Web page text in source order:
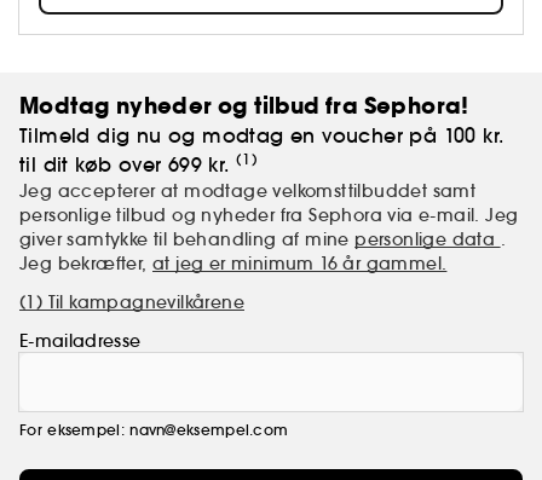
Modtag nyheder og tilbud fra Sephora!
Tilmeld dig nu og modtag en voucher på 100 kr.
til dit køb over 699 kr. (1)
Jeg accepterer at modtage velkomsttilbuddet samt
personlige tilbud og nyheder fra Sephora via e-mail. Jeg
giver samtykke til behandling af mine personlige data
Jeg bekræfter,at jeg er minimum 16 år gammel.
(1) Til kampagnevilkårene
E-mailadresse
For eksempel: navn@eksempel.com